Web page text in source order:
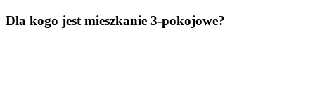
Dla kogo jest mieszkanie 3-pokojowe?